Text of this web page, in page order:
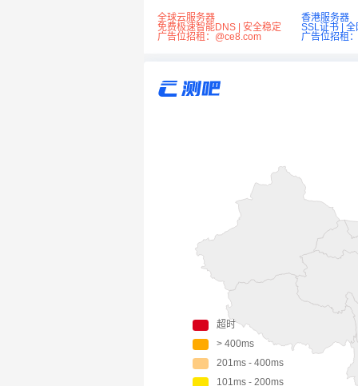
全球云服务器
香港服务器
免费极速智能DNS | 安全稳定
SSL证书 |
广告位招租：@ce8.com
广告位招租